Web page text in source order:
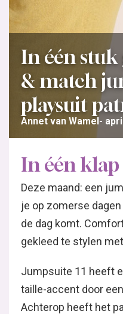
In één stuk
& match
playsuit
Annet van Wamel
In één
Deze maand: een
je op zomerse
de dag komt.
gekleed te stylen
Jumpsuite 11 heeft
taille-accent door
Achterop heeft het